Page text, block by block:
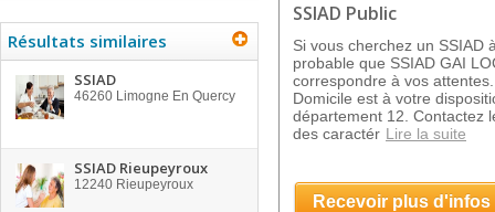
Résultats similaires
SSIAD
46260 Limogne En Quercy
SSIAD Rieupeyroux
12240 Rieupeyroux
SSIAD Public
Si vous cherchez un SSIAD
probable que SSIAD GAI
correspondre à vos
Domicile est à votre
département 12. Contactez
des caractér Lire la suite
Recevoir plus d'infos